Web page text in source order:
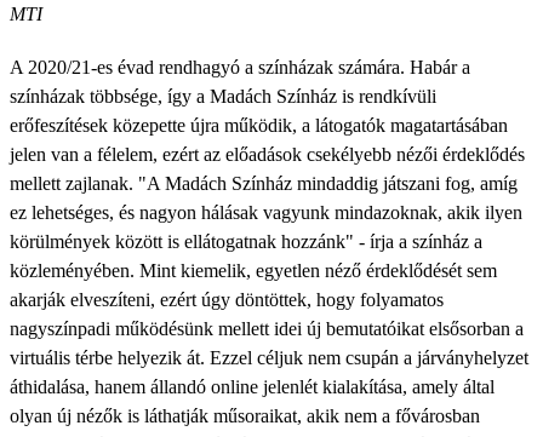
MTI
A 2020/21-es évad rendhagyó a színházak számára. Habár a
színházak többsége, így a Madách Színház is rendkívüli
erőfeszítések közepette újra működik, a látogatók magatartásában
jelen van a félelem, ezért az előadások csekélyebb nézői érdeklődés
mellett zajlanak. "A Madách Színház mindaddig játszani fog, amíg
ez lehetséges, és nagyon hálásak vagyunk mindazoknak, akik ilyen
körülmények között is ellátogatnak hozzánk" - írja a színház a
közleményében. Mint kiemelik, egyetlen néző érdeklődését sem
akarják elveszíteni, ezért úgy döntöttek, hogy folyamatos
nagyszínpadi működésünk mellett idei új bemutatóikat elsősorban a
virtuális térbe helyezik át. Ezzel céljuk nem csupán a járványhelyzet
áthidalása, hanem állandó online jelenlét kialakítása, amely által
olyan új nézők is láthatják műsoraikat, akik nem a fővárosban